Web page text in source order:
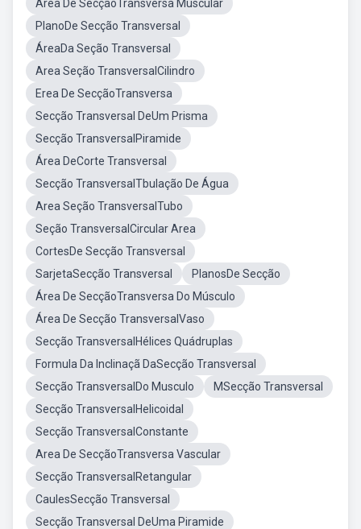
Área De SecçãoTransversa Muscular
PlanoDe Secção Transversal
ÁreaDa Seção Transversal
Area Seção TransversalCilindro
Erea De SecçãoTransversa
Secção Transversal DeUm Prisma
Secção TransversalPiramide
Área DeCorte Transversal
Secção TransversalTbulação De Água
Area Seção TransversalTubo
Seção TransversalCircular Area
CortesDe Secção Transversal
SarjetaSecção Transversal
PlanosDe Secção
Área De SecçãoTransversa Do Músculo
Área De Secção TransversalVaso
Secção TransversalHélices Quádruplas
Formula Da Inclinaçã DaSecção Transversal
Secção TransversalDo Musculo
MSecção Transversal
Secção TransversalHelicoidal
Secção TransversalConstante
Area De SecçãoTransversa Vascular
Secção TransversalRetangular
CaulesSecção Transversal
Secção Transversal DeUma Piramide